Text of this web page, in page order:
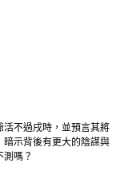
不過戌時，並預言其將
示背後有更大的陰謀與
嗎？